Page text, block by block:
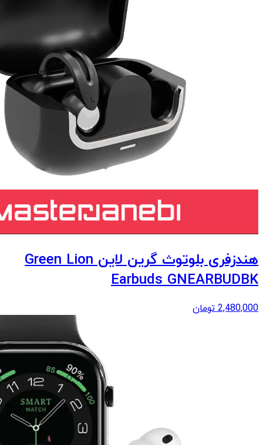
هندزفری بلوتوث گرین لاین Green Lion
Earbuds GNEARBUDBK
2,480,000 تومان